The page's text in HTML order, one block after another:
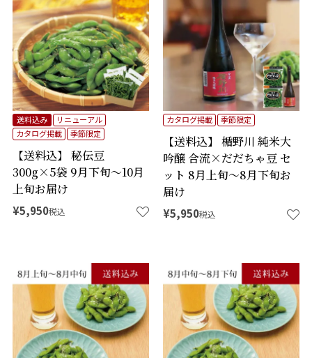
【送料込】 秘伝豆
300g×5袋 9月下旬～10月
上旬お届け
送料込み
リニューアル
カタログ掲載
季節限定
¥5,950税込
【送料込】 楯野川 純米大
吟醸 合流×だだちゃ豆 セ
ット 8月上旬～8月下旬お
届け
カタログ掲載 季節限定
¥5,950税込